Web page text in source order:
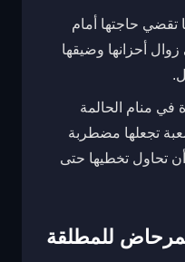
تقضي حاجتها أمام
أحزانها وضيقها
في منام الحالمة
تجعلها مضطربة
تحاول تخطيها حتى
للمطلقة